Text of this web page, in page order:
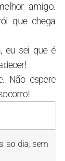
amigo.
que chega
eu sei que é
Não espere
ao dia, sem